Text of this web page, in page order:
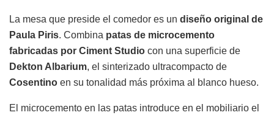
La mesa que preside el comedor es un diseño original de
Paula Piris. Combina patas de microcemento
fabricadas por Ciment Studio con una superficie de
Dekton Albarium, el sinterizado ultracompacto de
Cosentino en su tonalidad más próxima al blanco hueso.
El microcemento en las patas introduce en el mobiliario el